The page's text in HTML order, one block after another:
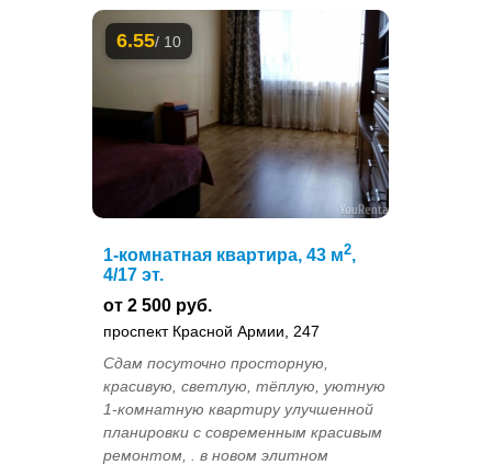
6.55/ 10
1-комнатная квартира, 43 м2,
4/17 эт.
от 2 500 руб.
проспект Красной Армии, 247
Сдам посуточно просторную,
красивую, светлую, тёплую, уютную
1-комнатную квартиру улучшенной
планировки с современным красивым
ремонтом, . в новом элитном